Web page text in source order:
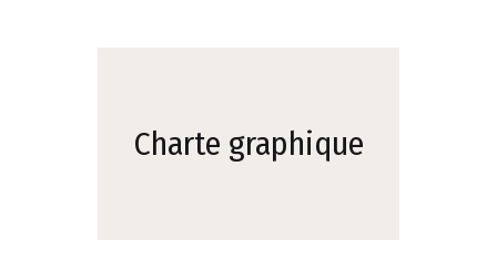
Charte graphique